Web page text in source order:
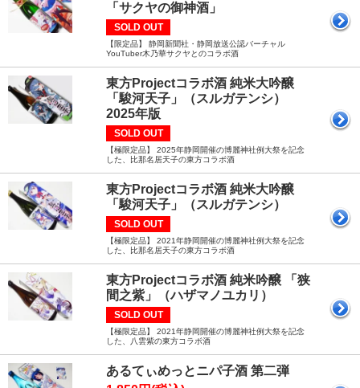
「サクヤの御神酒」
SOLD OUT
【限定品】 静岡新聞社・静岡放送公認バーチャル
YouTuber木乃華サクヤとのコラボ酒
東方Projectコラボ酒 純米大吟醸
「駿河天子」（スルガテンシ）
2025年版
SOLD OUT
【極限定品】 2025年静岡開催の博麗神社例大祭を記念
した、比那名居天子の東方コラボ酒
東方Projectコラボ酒 純米大吟醸
「駿河天子」（スルガテンシ）
SOLD OUT
【極限定品】 2021年静岡開催の博麗神社例大祭を記念
した、比那名居天子の東方コラボ酒
東方Projectコラボ酒 純米吟醸 「狭
間之紫」（ハザマノユカリ）
SOLD OUT
【極限定品】 2021年静岡開催の博麗神社例大祭を記念
した、八雲紫の東方コラボ酒
あるてぃめっとニパ子酒 第二弾